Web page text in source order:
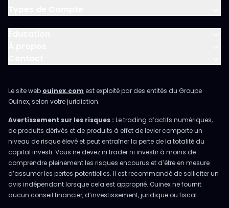
Le site web ouinex.com est exploité par des entités du Groupe
Ouinex, selon votre juridiction.
Avertissement sur les risques : Le trading d’actifs numériques,
de produits dérivés et de produits à effet de levier comporte un
niveau de risque élevé et peut entraîner la perte de la totalité du
capital investi. Vous ne devez ni trader ni investir à moins de
comprendre pleinement les risques encourus et d’être en mesure
d’assumer les pertes potentielles. Il est recommandé de solliciter un
avis indépendant lorsque cela est approprié. Ouinex ne fournit
aucun conseil financier, d’investissement, juridique ou fiscal.